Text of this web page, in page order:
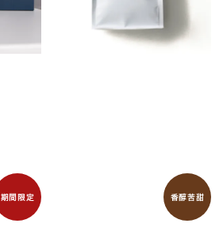
期間限定 香醇苦甜